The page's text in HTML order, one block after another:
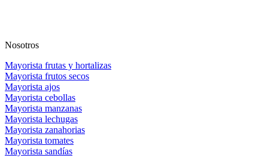
Nosotros
Mayorista frutas y hortalizas
Mayorista frutos secos
Mayorista ajos
Mayorista cebollas
Mayorista manzanas
Mayorista lechugas
Mayorista zanahorias
Mayorista tomates
Mayorista sandías